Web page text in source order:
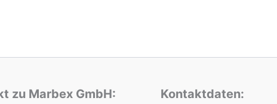
zu Marbex GmbH: Kontaktdaten: